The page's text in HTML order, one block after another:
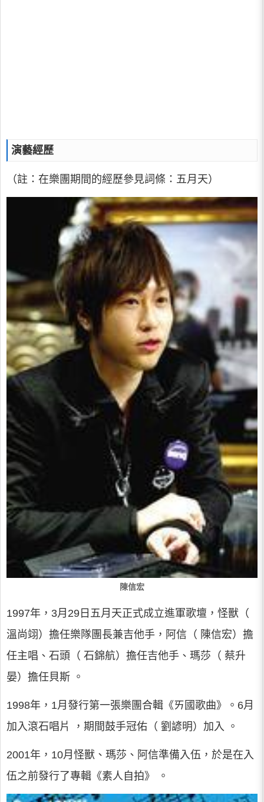
演藝經歷
（註：在樂團期間的經歷參見詞條：五月天）
陳信宏
1997年，3月29日五月天正式成立進軍歌壇，怪獸（
溫尚翊）擔任樂隊團長兼吉他手，阿信（ 陳信宏）擔
任主唱、石頭（ 石錦航）擔任吉他手、瑪莎（ 蔡升
晏）擔任貝斯 。
1998年，1月發行第一張樂團合輯《ㄞ國歌曲》。6月
加入滾石唱片 ，期間鼓手冠佑（ 劉諺明）加入 。
2001年，10月怪獸、瑪莎、阿信準備入伍，於是在入
伍之前發行了專輯《素人自拍》 。